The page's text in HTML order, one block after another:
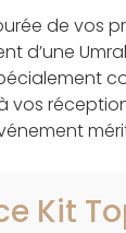
de vos
d’une
vos
Kit